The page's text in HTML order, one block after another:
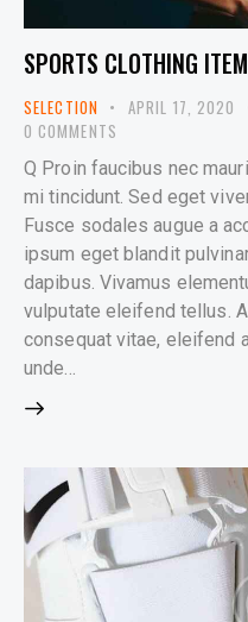
SPORTS CLOTHING
SELECTION APRIL 17, 2020
0 COMMENTS
Q Proin faucibus nec
mi tincidunt. Sed eget
Fusce sodales augue a
ipsum eget blandit
dapibus. Vivamus
vulputate eleifend tellus.
consequat vitae, eleifend
unde…